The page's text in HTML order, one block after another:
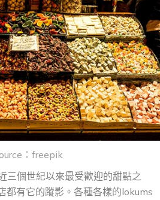
：freepik
三個世紀以來最受歡迎的甜點之
都有它的蹤影。各種各樣的lokums